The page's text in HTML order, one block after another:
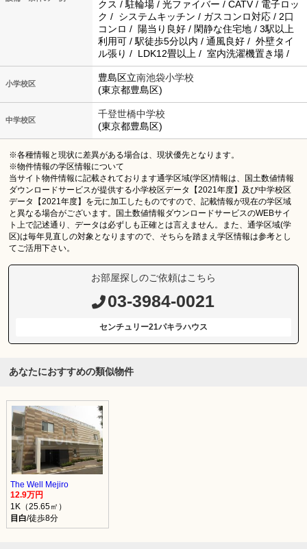
クス / 駐輪場 / 光ファイバー / CATV / 電子ロッ
ク / システムキッチン / ガスコンロ対応 / 2口
コンロ / 陽当り良好 / 閑静な住宅地 / 3駅以上
利用可 / 駅徒歩5分以内 / 通風良好 / 外壁タイ
ル張り / LDK12畳以上 / 室内洗濯機置き場 /
小学校区
豊島区立南池袋小学校
(東京都豊島区)
中学校区
千登世橋中学校
(東京都豊島区)
※各種情報と現状に差異がある場合は、現状優先となります。
※物件情報の学区情報について
当サイト物件情報に記載されております通学区域(学区)情報は、国土数値情報
ダウンロードサービスが提供する小学校区データ【2021年度】及び中学校区
データ【2021年度】を元に加工したものですので、記載情報が現在の学区域
と異なる場合がございます。国土数値情報ダウンロードサービスのWEBサイ
ト上で記述通り、データは必ずしも正確とは言えません。また、通学区域(学
区)は毎年見直しの対象となりますので、そちらを踏まえ学区情報は参考とし
てご活用下さい。
お部屋探しのご依頼はこちら
03-3984-0021
センチュリー21パキラハウス
あなたにおすすめの類似物件
The Well Mejiro
12.9万円
1K（25.65㎡）
目白/徒歩8分